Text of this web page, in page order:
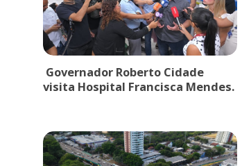
Governador Roberto Cidade
visita Hospital Francisca Mendes.